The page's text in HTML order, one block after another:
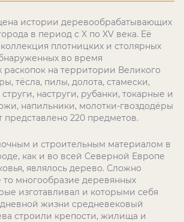
истории деревообрабатывающих
в период с X по XV века. Её
плотницких и столярных
во время
раскопок на территории Великого
тёсла, пилы, долота, стамески,
наструги, рубанки, токарные и
напильники, молотки-гвоздодёры
представлено 220 предметов.
и строительным материалом в
как и во всей Северной Европе
являлось дерево. Сложно
то многообразие деревянных
изготавливал и которыми себя
жизни средневековый
строили крепости, жилища и